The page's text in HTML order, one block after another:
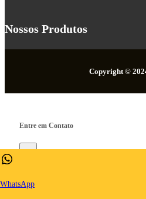
Nossos Produtos
Copyright ©
Entre em Contato
×
WhatsApp